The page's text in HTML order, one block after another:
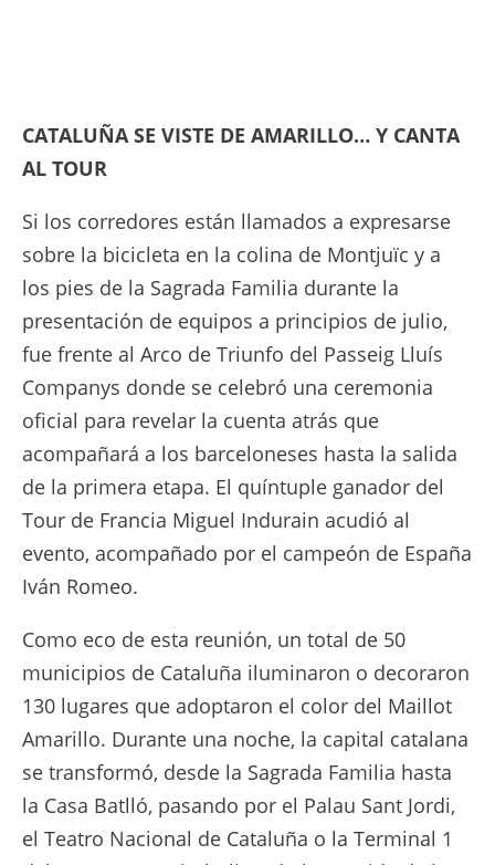
CATALUÑA SE VISTE DE AMARILLO… Y CANTA
AL TOUR
Si los corredores están llamados a expresarse
sobre la bicicleta en la colina de Montjuïc y a
los pies de la Sagrada Familia durante la
presentación de equipos a principios de julio,
fue frente al Arco de Triunfo del Passeig Lluís
Companys donde se celebró una ceremonia
oficial para revelar la cuenta atrás que
acompañará a los barceloneses hasta la salida
de la primera etapa. El quíntuple ganador del
Tour de Francia Miguel Indurain acudió al
evento, acompañado por el campeón de España
Iván Romeo.
Como eco de esta reunión, un total de 50
municipios de Cataluña iluminaron o decoraron
130 lugares que adoptaron el color del Maillot
Amarillo. Durante una noche, la capital catalana
se transformó, desde la Sagrada Familia hasta
la Casa Batlló, pasando por el Palau Sant Jordi,
el Teatro Nacional de Cataluña o la Terminal 1